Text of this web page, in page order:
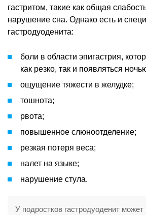
гастритом, такие как общая
нарушение сна. Однако есть и
гастродуоденита:
боли в области эпигастрия,
как резко, так и появляться
ощущение тяжести в желудке;
тошнота;
рвота;
повышенное слюноотделение;
резкая потеря веса;
налет на языке;
нарушение стула.
У подростков гастродуоденит может